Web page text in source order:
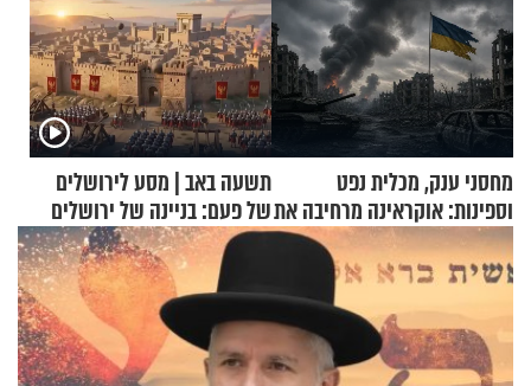
מחסני ענק, מכלית נפט
וספינות: אוקראינה מרחיבה את
התקיפות בעומק רוסיה
תשעה באב | מסע לירושלים
של פעם: בניינה של ירושלים